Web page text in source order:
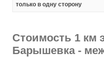
только в одну сторону
Стоимость 1 км
Барышевка -